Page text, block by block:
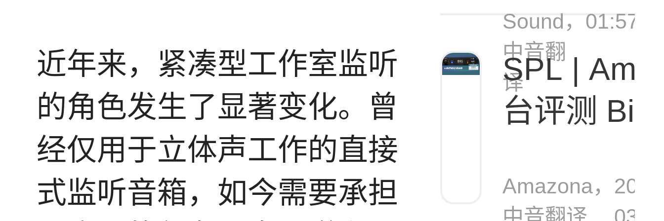
近年来，紧凑型工作室监听
的角色发生了显著变化。曾
经仅用于立体声工作的直接
式监听音箱，如今需要承担
Sound，
中音翻
译
SPL |
台评测
Amazona，